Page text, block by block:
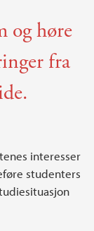
og høre
fra
interesser
studenters